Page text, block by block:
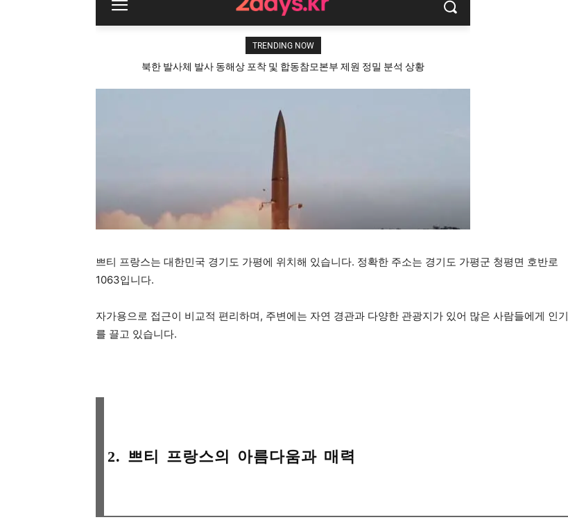
쁘티 프랑스는 대한민국 경기도 가평에 위치해 있습니다. 정확한 주소는 경기도 가평군 청평면 호반로
1063입니다.
자가용으로 접근이 비교적 편리하며, 주변에는 자연 경관과 다양한 관광지가 있어 많은 사람들에게 인기
를 끌고 있습니다.
2. 쁘티 프랑스의 아름다움과 매력